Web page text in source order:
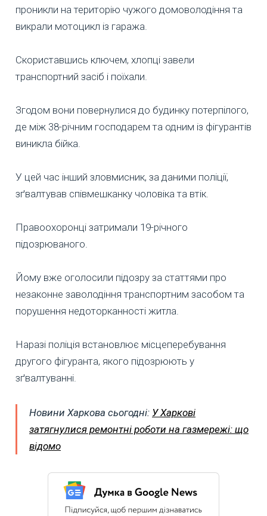
проникли на територію чужого домоволодіння та
викрали мотоцикл із гаража.
Скориставшись ключем, хлопці завели
транспортний засіб і поїхали.
Згодом вони повернулися до будинку потерпілого,
де між 38-річним господарем та одним із фігурантів
виникла бійка.
У цей час інший зловмисник, за даними поліції,
зґвалтував співмешканку чоловіка та втік.
Правоохоронці затримали 19-річного
підозрюваного.
Йому вже оголосили підозру за статтями про
незаконне заволодіння транспортним засобом та
порушення недоторканності житла.
Наразі поліція встановлює місцеперебування
другого фігуранта, якого підозрюють у
зґвалтуванні.
Новини Харкова сьогодні: У Харкові
затягнулися ремонтні роботи на газмережі: що
відомо